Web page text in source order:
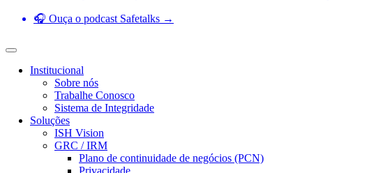
🎧 Ouça o podcast Safetalks →
Institucional
Sobre nós
Trabalhe Conosco
Sistema de Integridade
Soluções
ISH Vision
GRC / IRM
Plano de continuidade de negócios (PCN)
Privacidade